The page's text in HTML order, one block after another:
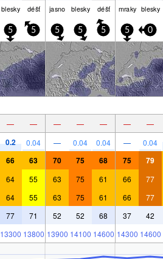
blesky déšť jasno blesky déšť mraky blesky
5 5 5 5 5 5 0
— — — — — — —
0.2 0.04 — 0.04 0.04 — 0.04
66 63 70 75 68 75 79
64 55 63 75 61 66 77
64 55 63 75 61 66 77
77 71 52 52 68 37 42
13300 13800 13900 14100 14600 14300 14600